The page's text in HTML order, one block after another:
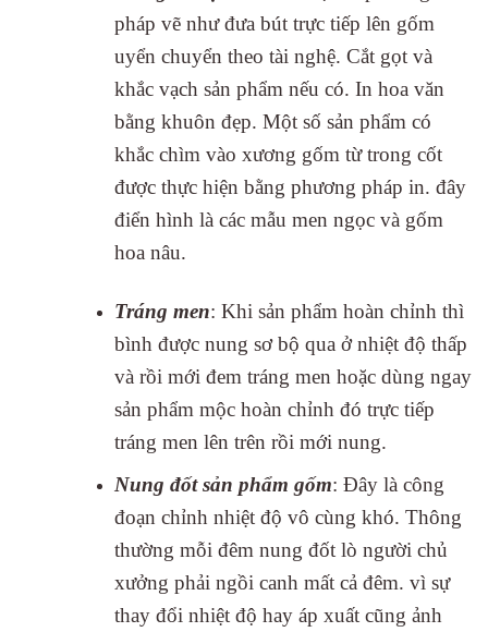
pháp vẽ như đưa bút trực tiếp lên gốm
uyển chuyển theo tài nghệ. Cắt gọt và
khắc vạch sản phẩm nếu có. In hoa văn
bằng khuôn đẹp. Một số sản phẩm có
khắc chìm vào xương gốm từ trong cốt
được thực hiện bằng phương pháp in. đây
điển hình là các mẫu men ngọc và gốm
hoa nâu.
Tráng men: Khi sản phẩm hoàn chỉnh thì
bình được nung sơ bộ qua ở nhiệt độ thấp
và rồi mới đem tráng men hoặc dùng ngay
sản phẩm mộc hoàn chỉnh đó trực tiếp
tráng men lên trên rồi mới nung.
Nung đốt sản phẩm gốm: Đây là công
đoạn chỉnh nhiệt độ vô cùng khó. Thông
thường mỗi đêm nung đốt lò người chủ
xưởng phải ngồi canh mất cả đêm. vì sự
thay đổi nhiệt độ hay áp xuất cũng ảnh